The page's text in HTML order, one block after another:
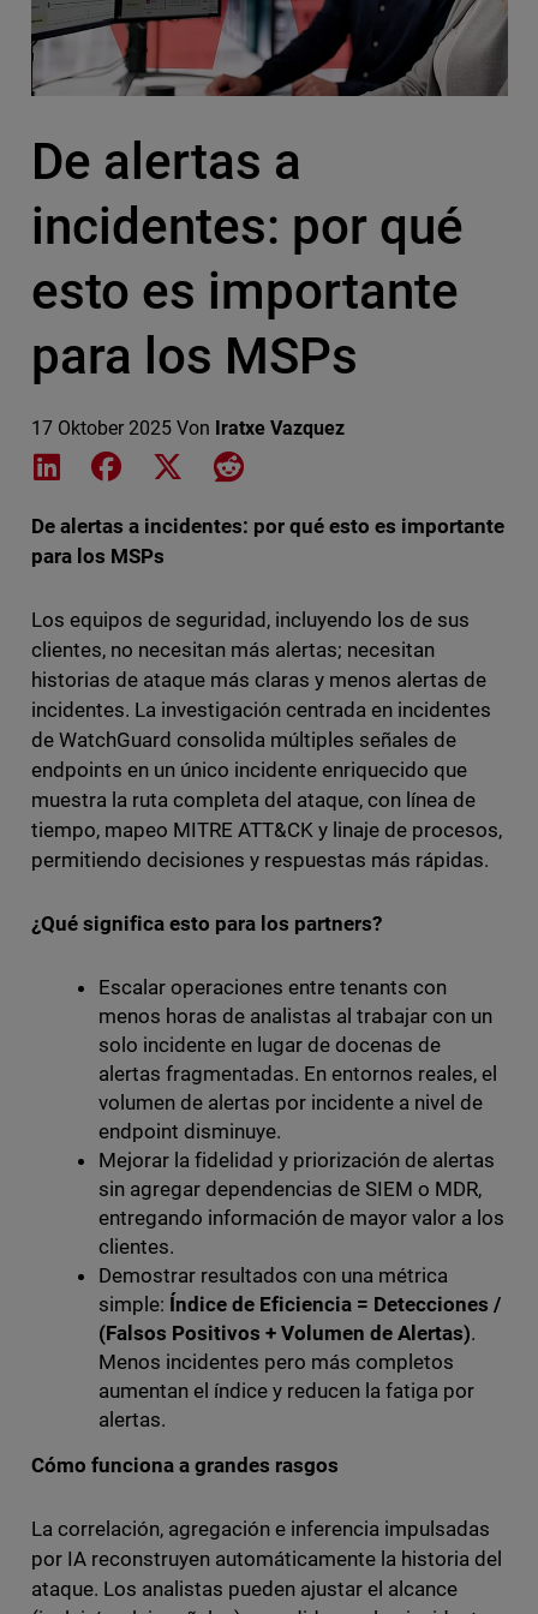
De alertas a
incidentes: por qué
esto es importante
para los MSPs
17 Oktober 2025 Von Iratxe Vazquez
Share on LinkedIn
Share on Facebook
Share on XShare on Reddit
De alertas a incidentes: por qué esto es importante
para los MSPs
Los equipos de seguridad, incluyendo los de sus
clientes, no necesitan más alertas; necesitan
historias de ataque más claras y menos alertas de
incidentes. La investigación centrada en incidentes
de WatchGuard consolida múltiples señales de
endpoints en un único incidente enriquecido que
muestra la ruta completa del ataque, con línea de
tiempo, mapeo MITRE ATT&CK y linaje de procesos,
permitiendo decisiones y respuestas más rápidas.
¿Qué significa esto para los partners?
Escalar operaciones entre tenants con
menos horas de analistas al trabajar con un
solo incidente en lugar de docenas de
alertas fragmentadas. En entornos reales, el
volumen de alertas por incidente a nivel de
endpoint disminuye.
Mejorar la fidelidad y priorización de alertas
sin agregar dependencias de SIEM o MDR,
entregando información de mayor valor a los
clientes.
Demostrar resultados con una métrica
simple: Índice de Eficiencia = Detecciones /
(Falsos Positivos + Volumen de Alertas).
Menos incidentes pero más completos
aumentan el índice y reducen la fatiga por
alertas.
Cómo funciona a grandes rasgos
La correlación, agregación e inferencia impulsadas
por IA reconstruyen automáticamente la historia del
ataque. Los analistas pueden ajustar el alcance